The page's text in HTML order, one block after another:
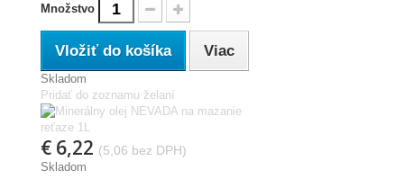
Množstvo
Vložiť do košíka Viac
Skladom
Pridať do zoznamu želaní
€ 6,22 (5,06 bez DPH)
Skladom